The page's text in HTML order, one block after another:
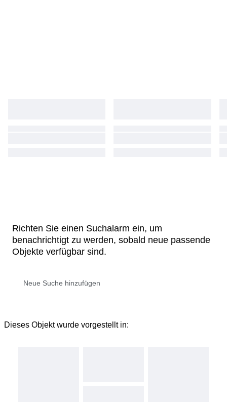
Richten Sie einen Suchalarm ein, um
benachrichtigt zu werden, sobald neue passende
Objekte verfügbar sind.
Dieses Objekt wurde vorgestellt in: